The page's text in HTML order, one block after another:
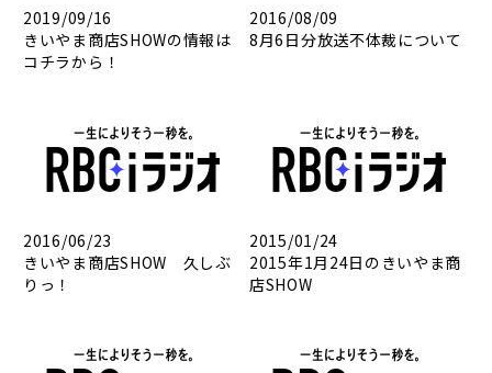
2019/09/16
きいやま商店SHOWの情報は
コチラから！
2016/08/09
8月6日分放送不体裁について
2016/06/23
きいやま商店SHOW 久しぶ
りっ！
2015/01/24
2015年1月24日のきいやま商
店SHOW